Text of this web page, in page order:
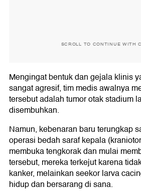
SCROLL TO CONTINUE WITH
Mengingat bentuk dan gejala klinis
sangat agresif, tim medis awalnya
tersebut adalah tumor otak stadium
disembuhkan.
Namun, kebenaran baru terungkap
operasi bedah saraf kepala
membuka tengkorak dan mulai
tersebut, mereka terkejut karena
kanker, melainkan seekor larva
hidup dan bersarang di sana.